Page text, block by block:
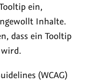
ein,
Inhalte.
dass ein Tooltip
(WCAG)